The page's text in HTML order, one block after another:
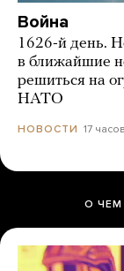
Война
1626-й день.
в ближайшие
решиться на
НАТО
НОВОСТИ 17
О